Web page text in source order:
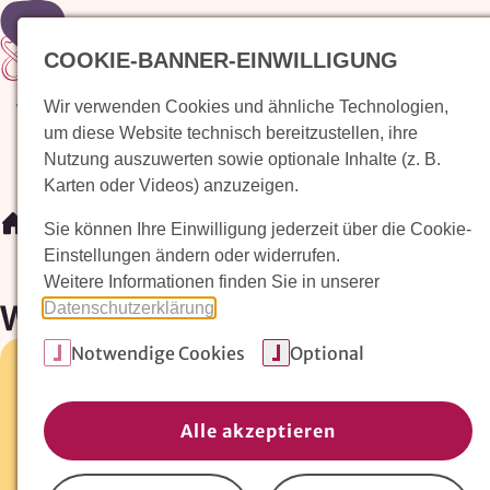
Zur Startseite
Waldorfkindergarten finden Pädagogischer Ansatz
Waldorfkindergarten finden /Waldorfkindergarten
Waldorfkindergarten
02433-5573
Fax:
02433-526598
COOKIE-BANNER-EINWILLIGUNG
Wir verwenden Cookies und ähnliche Technologien,
um diese Website technisch bereitzustellen, ihre
Nutzung auszuwerten sowie optionale Inhalte (z. B.
Karten oder Videos) anzuzeigen.
Sie können Ihre Einwilligung jederzeit über die Cookie-
Einstellungen ändern oder widerrufen.
Weitere Informationen finden Sie in unserer
Datenschutzerklärung
Notwendige Cookies Optional
Alle akzeptieren